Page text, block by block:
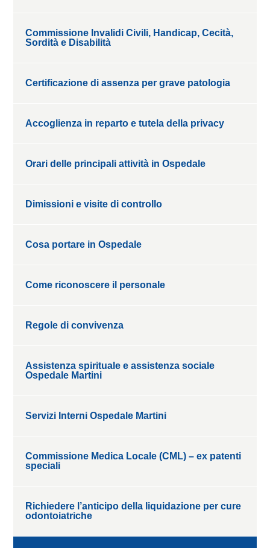
Commissione Invalidi Civili, Handicap, Cecità,
Sordità e Disabilità
Certificazione di assenza per grave patologia
Accoglienza in reparto e tutela della privacy
Orari delle principali attività in Ospedale
Dimissioni e visite di controllo
Cosa portare in Ospedale
Come riconoscere il personale
Regole di convivenza
Assistenza spirituale e assistenza sociale
Ospedale Martini
Servizi Interni Ospedale Martini
Commissione Medica Locale (CML) – ex patenti
speciali
Richiedere l’anticipo della liquidazione per cure
odontoiatriche